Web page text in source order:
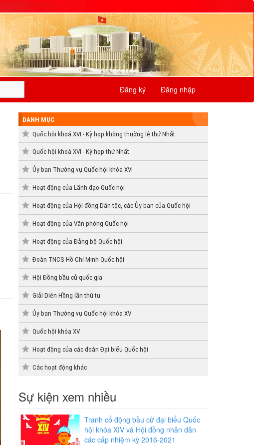
Đăng ký Đăng nhập
DANH MỤC
Quốc hội khoá XVI - Kỳ họp không thường lệ thứ Nhất
Quốc hội khoá XVI - Kỳ họp thứ Nhất
Ủy ban Thường vụ Quốc hội khóa XVI
Hoạt động của Lãnh đạo Quốc hội
Hoạt động của Hội đồng Dân tộc, các Ủy ban của Quốc hội
Hoạt động của Văn phòng Quốc hội
Hoạt động của Đảng bộ Quốc hội
Đoàn TNCS Hồ Chí Minh Quốc hội
Hội Đồng bầu cử quốc gia
Giải Diên Hồng lần thứ tư
Ủy ban Thường vụ Quốc hội khóa XV
Quốc hội khóa XV
Hoạt động của các đoàn Đại biểu Quốc hội
Các hoạt động khác
Sự kiện xem nhiều
Tranh cổ động bầu cử đại biểu Quốc
hội khóa XIV và Hội đồng nhân dân
các cấp nhiệm kỳ 2016-2021